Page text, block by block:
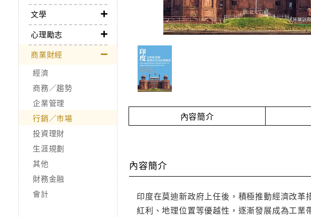
文學
心理勵志
商業財經
經濟
商務／趨勢
企業管理
行銷／市場
投資理財
生涯規劃
其他
財務金融
會計
內容簡介
內容簡介
印度在莫迪新政府上任後，積極推動經濟改
紅利、地理位置等優越性，逐漸發展成為工